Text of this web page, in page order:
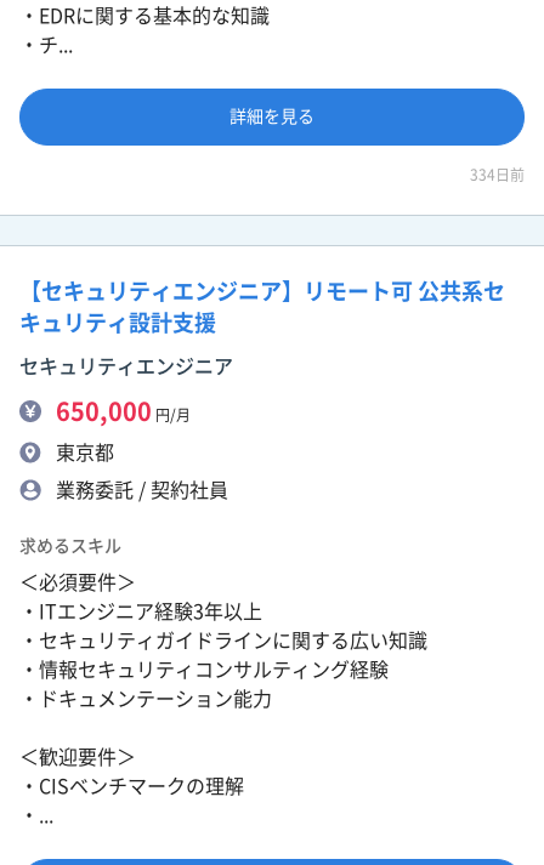
・EDRに関する基本的な知識
・チ...
詳細を見る
334日前
【セキュリティエンジニア】リモート可 公共系セ
キュリティ設計支援
セキュリティエンジニア
650,000 円/月
東京都
業務委託 / 契約社員
求めるスキル
＜必須要件＞
・ITエンジニア経験3年以上
・セキュリティガイドラインに関する広い知識
・情報セキュリティコンサルティング経験
・ドキュメンテーション能力
＜歓迎要件＞
・CISベンチマークの理解
・...